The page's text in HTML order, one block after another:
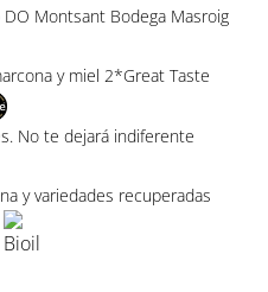
Montsant Bodega Masroig
y miel 2*Great Taste
No te dejará indiferente
y variedades recuperadas